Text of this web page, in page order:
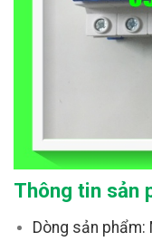
Thông tin sản
Dòng sản phẩm: